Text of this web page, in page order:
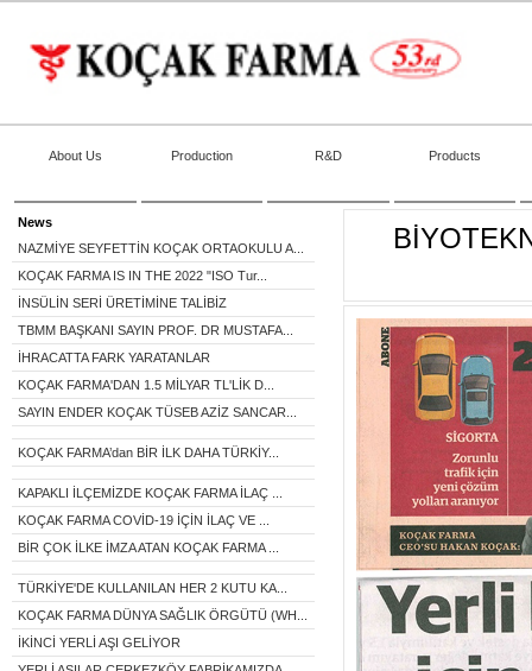
About Us Production R&D Products
News
NAZMİYE SEYFETTİN KOÇAK ORTAOKULU A...
KOÇAK FARMA IS IN THE 2022 "ISO Tur...
İNSÜLİN SERİ ÜRETİMİNE TALİBİZ
TBMM BAŞKANI SAYIN PROF. DR MUSTAFA...
İHRACATTA FARK YARATANLAR
KOÇAK FARMA'DAN 1.5 MİLYAR TL'LİK D...
SAYIN ENDER KOÇAK TÜSEB AZİZ SANCAR...
KOÇAK FARMA’dan BİR İLK DAHA TÜRKİY...
KAPAKLI İLÇEMİZDE KOÇAK FARMA İLAÇ ...
KOÇAK FARMA COVİD-19 İÇİN İLAÇ VE ...
BİR ÇOK İLKE İMZA ATAN KOÇAK FARMA ...
TÜRKİYE'DE KULLANILAN HER 2 KUTU KA...
KOÇAK FARMA DÜNYA SAĞLIK ÖRGÜTÜ (WH...
İKİNCİ YERLİ AŞI GELİYOR